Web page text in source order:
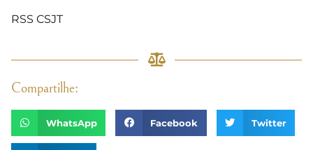
RSS CSJT
Compartilhe:
WhatsApp Facebook Twitter